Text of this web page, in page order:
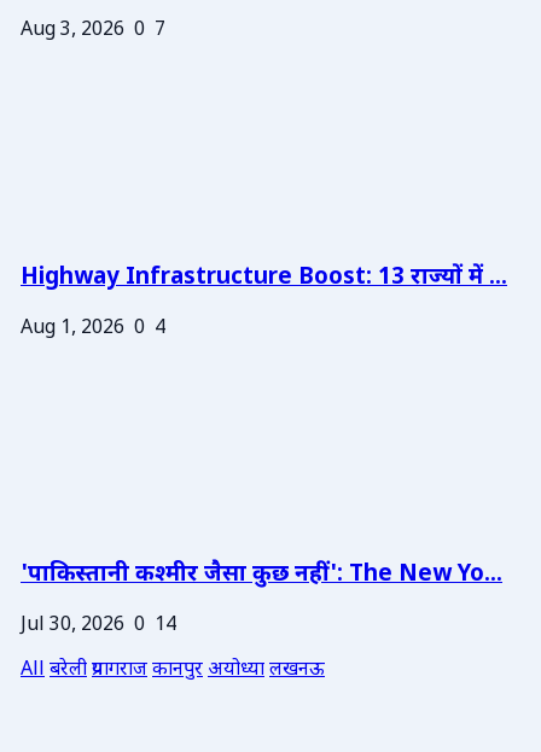
Aug 3, 2026 0 7
Highway Infrastructure Boost: 13 राज्यों में ...
Aug 1, 2026 0 4
'पाकिस्तानी कश्मीर जैसा कुछ नहीं': The New Yo...
Jul 30, 2026 0 14
Allबरेलीप्रयागराजकानपुरअयोध्यालखनऊ